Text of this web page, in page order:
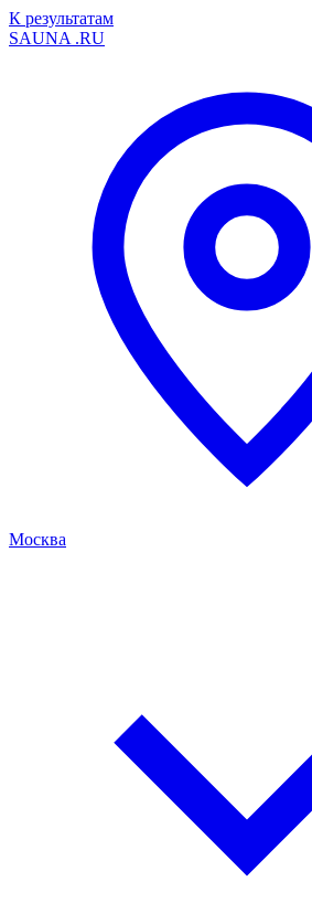
К результатам
SAUNA .RU
Москва